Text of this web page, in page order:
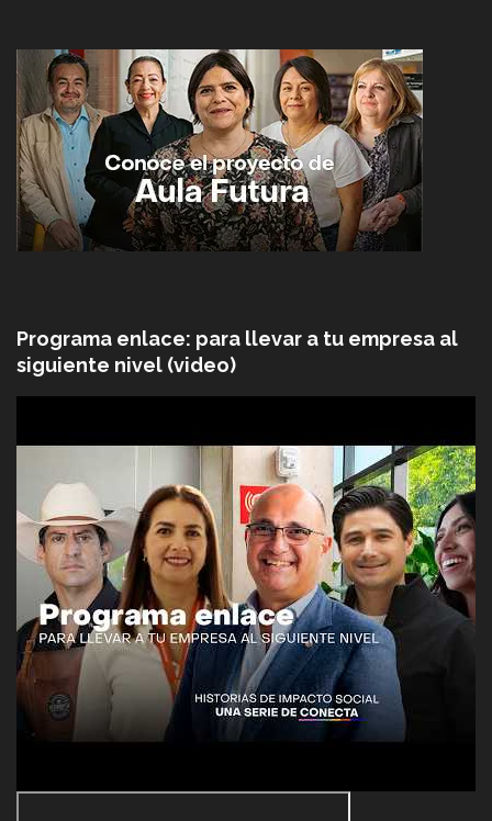
Programa enlace: para llevar a tu empresa al
siguiente nivel (video)